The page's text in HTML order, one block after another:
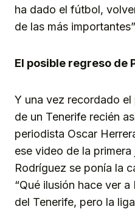
ha dado el fútbol,
de las más
El posible regreso de
Y una vez recordado
de un Tenerife recién
periodista Oscar
ese video de la
Rodríguez se ponía la
“Qué ilusión hace ver
del Tenerife, pero la